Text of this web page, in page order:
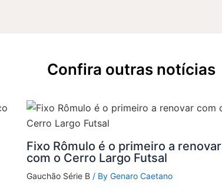
Confira outras notícias
Fixo Rômulo é o primeiro a renovar
com o Cerro Largo Futsal
Gauchão Série B/ By Genaro Caetano